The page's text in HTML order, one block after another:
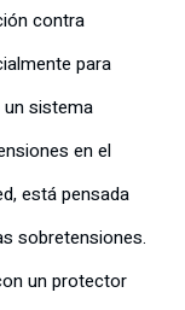
contra
para
sistema
en el
está pensada
sobretensiones.
un protector